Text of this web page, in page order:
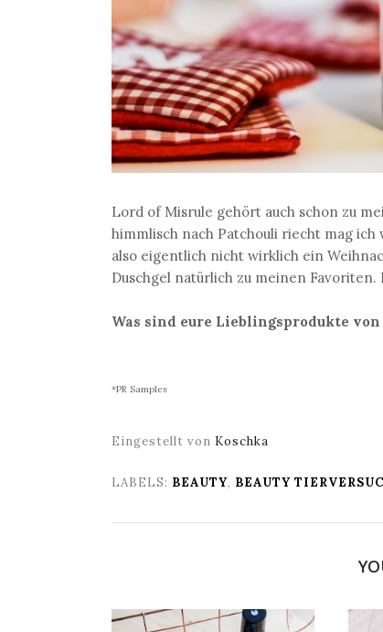
Lord of Misrule gehört auch schon zu
himmlisch nach Patchouli riecht mag
also eigentlich nicht wirklich ein
Duschgel natürlich zu meinen
Was sind eure Lieblingsprodukte von
*PR Samples
Eingestellt von Koschka
LABELS: BEAUTY, BEAUTY